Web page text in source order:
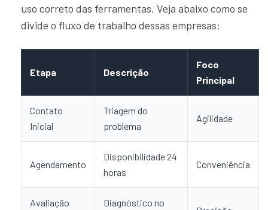
uso correto das ferramentas. Veja abaixo como se
divide o fluxo de trabalho dessas empresas:
Etapa Descrição
Foco
Principal
Contato
Inicial
Triagem do
problema
Agilidade
Agendamento
Disponibilidade 24
horas
Conveniência
Avaliação
Diagnóstico no